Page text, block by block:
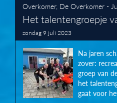
Overkomer, De Overkomer -
Het talentengroepje
zondag 9 juli 2023
Na jaren
zover:
groep van
het
gaat voor